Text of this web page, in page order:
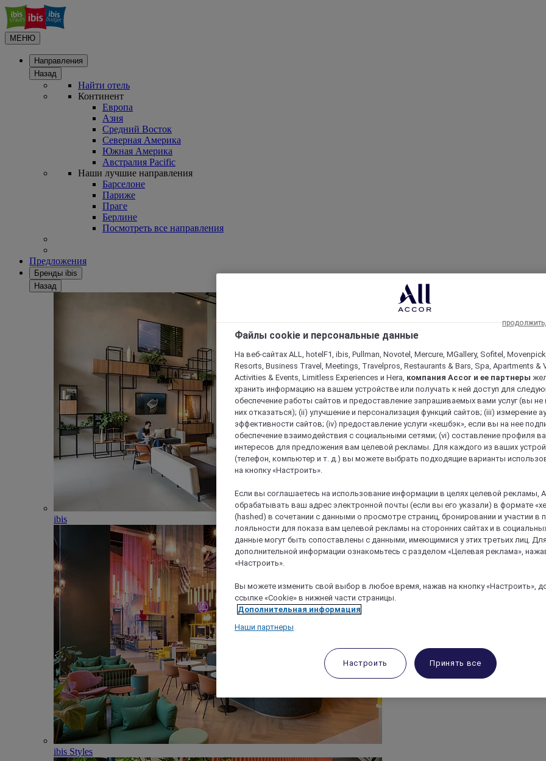
МЕНЮ
Направления
Назад
Найти отель
Континент
Европа
Азия
Средний Восток
Северная Америка
Южная Америка
Австралия Pacific
Наши лучшие направления
Барселоне
Париже
Праге
Берлине
Посмотреть все направления
Предложения
Бренды ibis
Назад
ibis
ibis Styles
Файлы cookie и персональные данные
На веб-сайтах ALL, hotelF1, ibis, Pullman, Novotel, Mercure, MGallery, Sofitel,
Resorts, Business Travel, Meetings, Travelpros, Restaurants & Bars, Spa, Apartments &
Activities & Events, Limitless Experiences и Hera, компания Accor и ее партнеры
хранить информацию на вашем устройстве или получать к ней доступ для
обеспечение работы сайтов и предоставление запрашиваемых вами услуг (вы
них отказаться); (ii) улучшение и персонализация функций сайтов; (iii) измерение
эффективности сайтов; (iv) предоставление услуги «кешбэк», если вы на нее
обеспечение взаимодействия с социальными сетями; (vi) составление профиля
интересов для предложения вам целевой рекламы. Для каждого из ваших
(телефон, компьютер и т. д.) вы можете выбрать подходящие варианты
на кнопку «Настроить».
Если вы соглашаетесь на использование информации в целях целевой рекламы,
обрабатывать ваш адрес электронной почты (если вы его указали) в формате
(hashed) в сочетании с данными о просмотре страниц, бронировании и участии в
лояльности для показа вам целевой рекламы на сторонних сайтах и в
данные могут быть сопоставлены с данными, имеющимися у этих третьих лиц.
дополнительной информации ознакомьтесь с разделом «Целевая реклама»,
«Настроить».
Вы можете изменить свой выбор в любое время, нажав на кнопку «Настроить»,
ссылке «Cookie» в нижней части страницы.
Дополнительная информация
Наши партнеры
Настроить Принять все